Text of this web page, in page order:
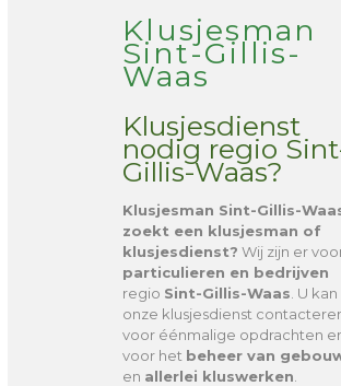
Klusjesman
Sint-Gillis-
Waas
Klusjesdienst
nodig regio
Gillis-Waas?
Klusjesman Sint-Gillis-
zoekt een klusjesman of
klusjesdienst? Wij zijn er
particulieren en bedrijven
regio Sint-Gillis-Waas . U kan
onze klusjesdienst
voor éénmalige opdrachten
voor het beheer van
en allerlei kluswerken